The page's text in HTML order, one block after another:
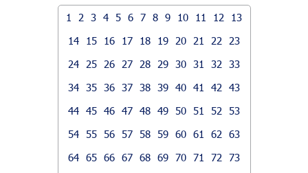
1 2 3 4 5 6 7 8 9 10 11 12
13
14
15 16 17 18 19 20 21 22
23
24
25 26 27 28 29 30 31 32
33
34 35 36 37 38 39 40 41 42
43
44 45 46 47 48 49 50 51 52
53
54 55 56 57 58 59 60 61 62
63
64 65 66 67 68 69 70 71 72
73